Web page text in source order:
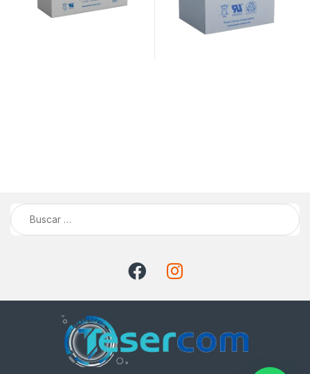
Buscar: